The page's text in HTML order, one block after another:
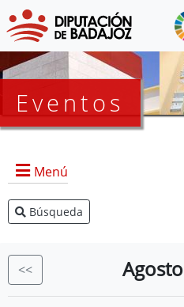
Eventos
Menú
Agenda Presidencia
Eventos
Búsqueda
<< Agosto